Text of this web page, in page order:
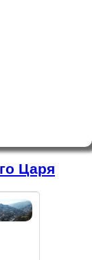
Царя